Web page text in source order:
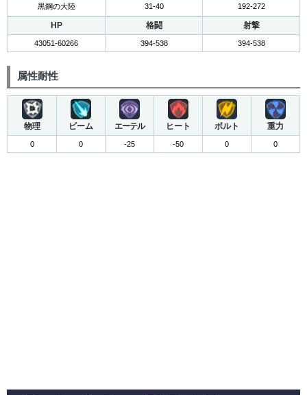
黒鋼の大陸 31-40 192-272
HP 格闘 射撃
43051-60266 394-538 394-538
属性耐性
物理 ビーム エーテル ヒート ボルト 重力
0 0 -25 -50 0 0